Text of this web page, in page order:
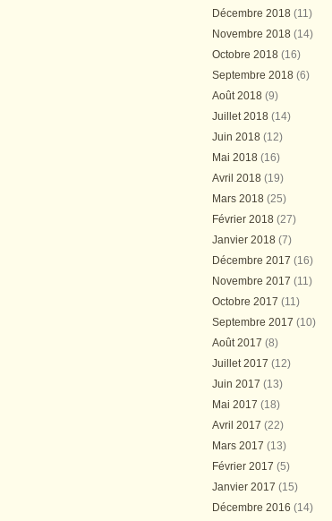
Décembre 2018 (11)
Novembre 2018 (14)
Octobre 2018 (16)
Septembre 2018 (6)
Août 2018 (9)
Juillet 2018 (14)
Juin 2018 (12)
Mai 2018 (16)
Avril 2018 (19)
Mars 2018 (25)
Février 2018 (27)
Janvier 2018 (7)
Décembre 2017 (16)
Novembre 2017 (11)
Octobre 2017 (11)
Septembre 2017 (10)
Août 2017 (8)
Juillet 2017 (12)
Juin 2017 (13)
Mai 2017 (18)
Avril 2017 (22)
Mars 2017 (13)
Février 2017 (5)
Janvier 2017 (15)
Décembre 2016 (14)